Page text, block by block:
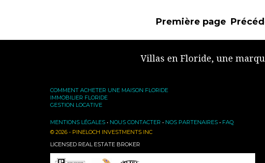
Première page
Villas en Floride, une
COMMENT ACHETER UNE MAISON FLORIDE
IMMOBILIER FLORIDE
GESTION LOCATIVE
MENTIONS LÉGALES • NOUS CONTACTER • NOS PARTENAIRES • FAQ
© 2026 - PINELOCH INVESTMENTS INC
LICENSED REAL ESTATE BROKER